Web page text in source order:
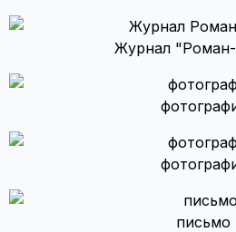
Журнал "Роман-
письмо